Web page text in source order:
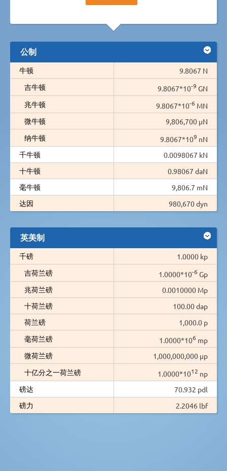
公制
牛顿
9.8067 N
吉牛顿
9.8067*10-9 GN
兆牛顿
9.8067*10-6 MN
微牛顿
9,806,700 µN
纳牛顿
9.8067*109 nN
千牛顿
0.0098067 kN
十牛顿
0.98067 daN
毫牛顿
9,806.7 mN
达因
980,670 dyn
英美制
千磅
1.0000 kp
吉荷兰磅
1.0000*10-6 Gp
兆荷兰磅
0.0010000 Mp
十荷兰磅
100.00 dap
荷兰磅
1,000.0 p
毫荷兰磅
1.0000*106 mp
微荷兰磅
1,000,000,000 µp
十亿分之一荷兰磅
1.0000*1012 np
磅达
70.932 pdl
磅力
2.2046 lbf